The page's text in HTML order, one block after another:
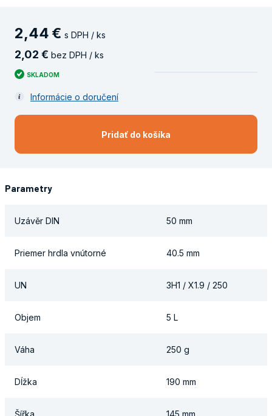
2,44 € s DPH / ks
2 02 € bez DPH / ks
SKLADOM
Informácie o doručení
Pridať do košíka
Parametry
Uzávěr DIN 50 mm
Priemer hrdla vnútorné 40.5 mm
UN 3H1 / X1.9 / 250
Objem 5 L
Váha 250 g
Dĺžka 190 mm